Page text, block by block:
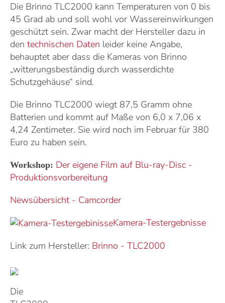
Die Brinno TLC2000 kann Temperaturen von 0 bis
45 Grad ab und soll wohl vor Wassereinwirkungen
geschützt sein. Zwar macht der Hersteller dazu in
den technischen Daten leider keine Angabe,
behauptet aber dass die Kameras von Brinno
„witterungsbeständig durch wasserdichte
Schutzgehäuse“ sind.
Die Brinno TLC2000 wiegt 87,5 Gramm ohne
Batterien und kommt auf Maße von 6,0 x 7,06 x
4,24 Zentimeter. Sie wird noch im Februar für 380
Euro zu haben sein.
Workshop: Der eigene Film auf Blu-ray-Disc -
Produktionsvorbereitung
Newsübersicht - Camcorder
Kamera-Testergebnisse
Link zum Hersteller: Brinno - TLC2000
Die